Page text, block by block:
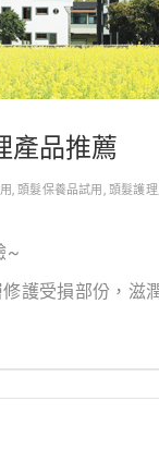
產品推薦
,頭髮保養品試用 ,頭髮護
~
護受損部份，滋